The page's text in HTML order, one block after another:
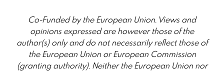
Co-Funded by the European Union. Views and
opinions expressed are however those of the
author(s) onlyand do not necessarily reflect those of
the European Union or European Commission
(granting authority). Neither the European Union nor